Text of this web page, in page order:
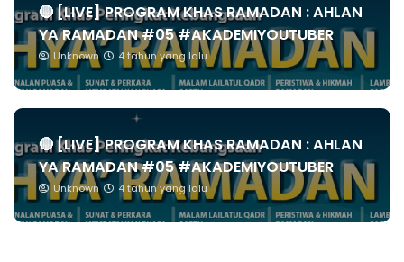
🔴 [LIVE] PROGRAM KHAS RAMADAN : AHLAN
YA RAMADAN #05 #AKADEMIYOUTUBER
Unknown 4 tahun yang lalu
🔴 [LIVE] PROGRAM KHAS RAMADAN : AHLAN
YA RAMADAN #05 #AKADEMIYOUTUBER
Unknown 4 tahun yang lalu